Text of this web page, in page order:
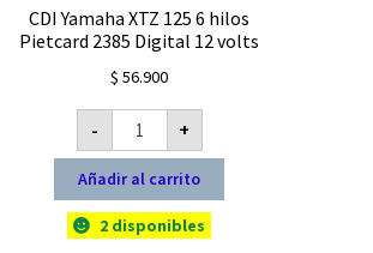
CDI Yamaha XTZ 125 6 hilos
Pietcard 2385 Digital 12 volts
$ 56.900
-
CDI
Yamaha
XTZ
6
hilos
Pietcard
2385
+
Añadir al carrito
2 disponibles